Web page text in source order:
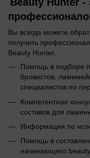
Вы всегда можете
получить
Beauty Hunter.
Помощь в подборе
бровистов,
специалистов по
Компетентная
составов для
Информация по
Помощь в
начинающего